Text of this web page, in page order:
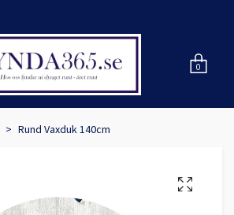
0
Rund Vaxduk 140cm